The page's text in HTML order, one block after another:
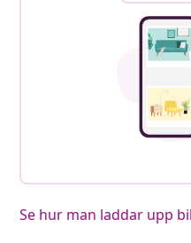
Se hur man laddar upp